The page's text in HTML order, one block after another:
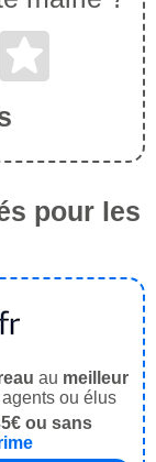
pour les
au meilleur
ou élus
ou sans